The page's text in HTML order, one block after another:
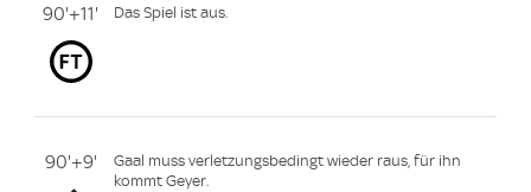
90'+11' Das Spiel ist aus.
90'+9'
Gaal muss verletzungsbedingt wieder raus, für ihn
kommt Geyer.